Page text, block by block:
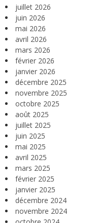
juillet 2026
juin 2026
mai 2026
avril 2026
mars 2026
février 2026
janvier 2026
décembre 2025
novembre 2025
octobre 2025
août 2025
juillet 2025
juin 2025
mai 2025
avril 2025
mars 2025
février 2025
janvier 2025
décembre 2024
novembre 2024